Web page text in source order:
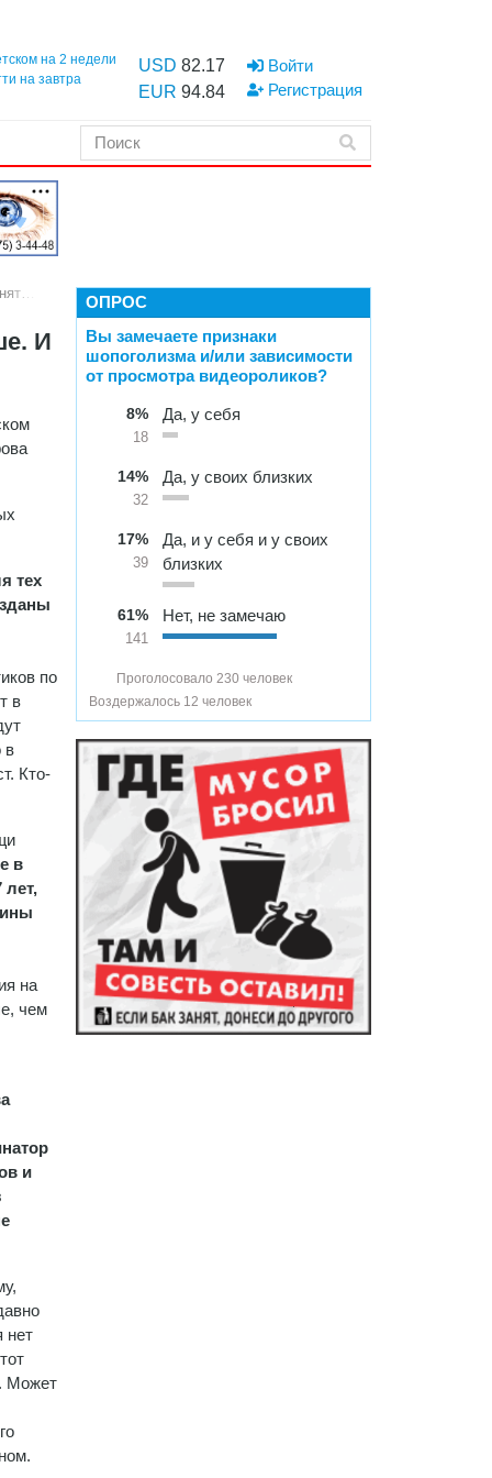
на 2 недели
на завтра
USD 82.17
EUR 94.84
Войти
Регистрация
пока
И
тех
по
в
в
Кто-
в
на
чем
и
нет
Может
ОПРОС
Вы замечаете признаки
шопоголизма и/или зависимости
от просмотра видеороликов?
8%
18
Да, у себя
14%
32
Да, у своих близких
17%
39
Да, и у себя и у своих
близких
61%
141
Нет, не замечаю
Проголосовало 230 человек
Воздержалось 12 человек